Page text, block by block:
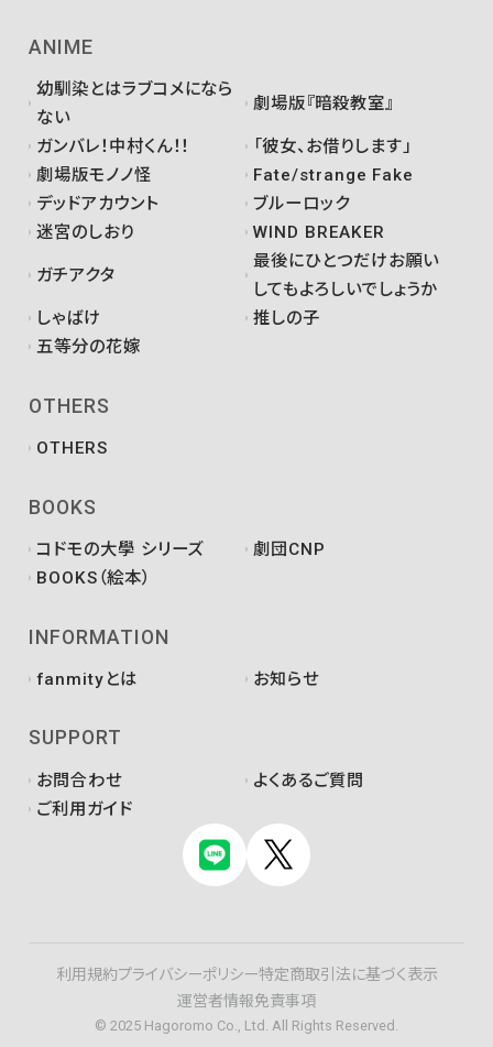
ANIME
幼馴染とはラブコメになら
ない
劇場版『暗殺教室』
ガンバレ！中村くん！！
「彼女、お借りします」
劇場版モノノ怪
Fate/strange Fake
デッドアカウント
ブルーロック
迷宮のしおり
WIND BREAKER
ガチアクタ
最後にひとつだけお願い
してもよろしいでしょうか
しゃばけ
推しの子
五等分の花嫁
OTHERS
OTHERS
BOOKS
コドモの大學 シリーズ
劇団CNP
BOOKS（絵本）
INFORMATION
fanmityとは お知らせ
SUPPORT
お問合わせ
よくあるご質問
ご利用ガイド
利用規約プライバシーポリシー特定商取引法に基づく表示
運営者情報免責事項
© 2025 Hagoromo Co., Ltd. All Rights Reserved.